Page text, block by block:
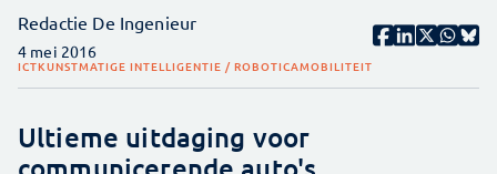
Redactie De Ingenieur
4 mei 2016
ICTKUNSTMATIGE INTELLIGENTIE / ROBOTICAMOBILITEIT
Ultieme uitdaging voor